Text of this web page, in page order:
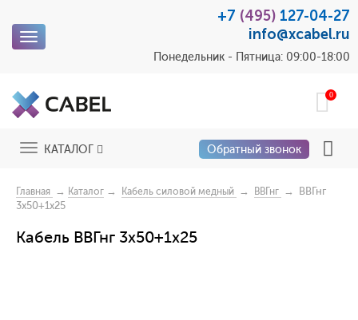
Toggle
+7 (495) 127-04-27
info@xcabel.ru
Понедельник - Пятница: 09:00-18:00
0
ToggleКАТАЛОГ Обратный звонок
Главная → Каталог → Кабель силовой медный → ВВГнг → ВВГнг
3х50+1х25
Кабель ВВГнг 3х50+1х25